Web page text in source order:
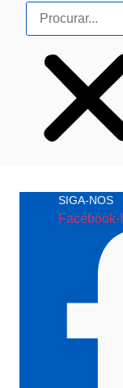
SIGA-NOS
Facebook-f